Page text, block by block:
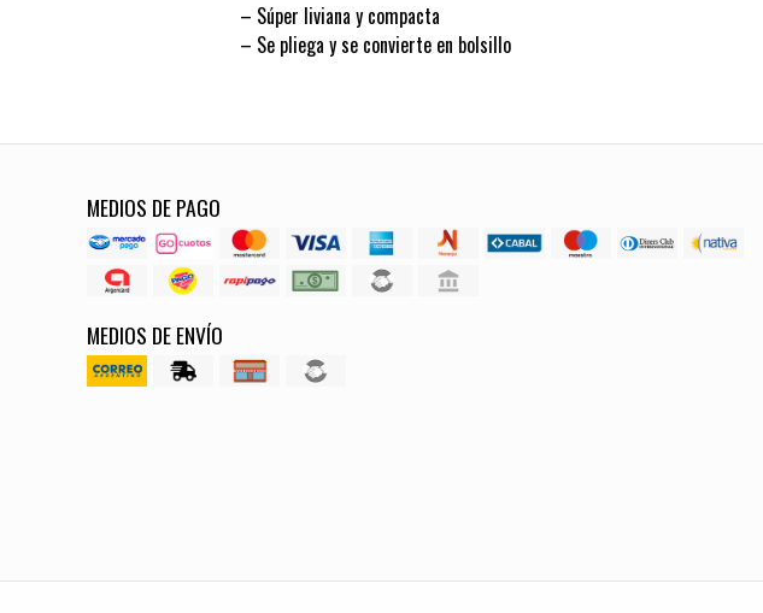
– Súper liviana y compacta
– Se pliega y se convierte en bolsillo
MEDIOS DE PAGO
MEDIOS DE ENVÍO